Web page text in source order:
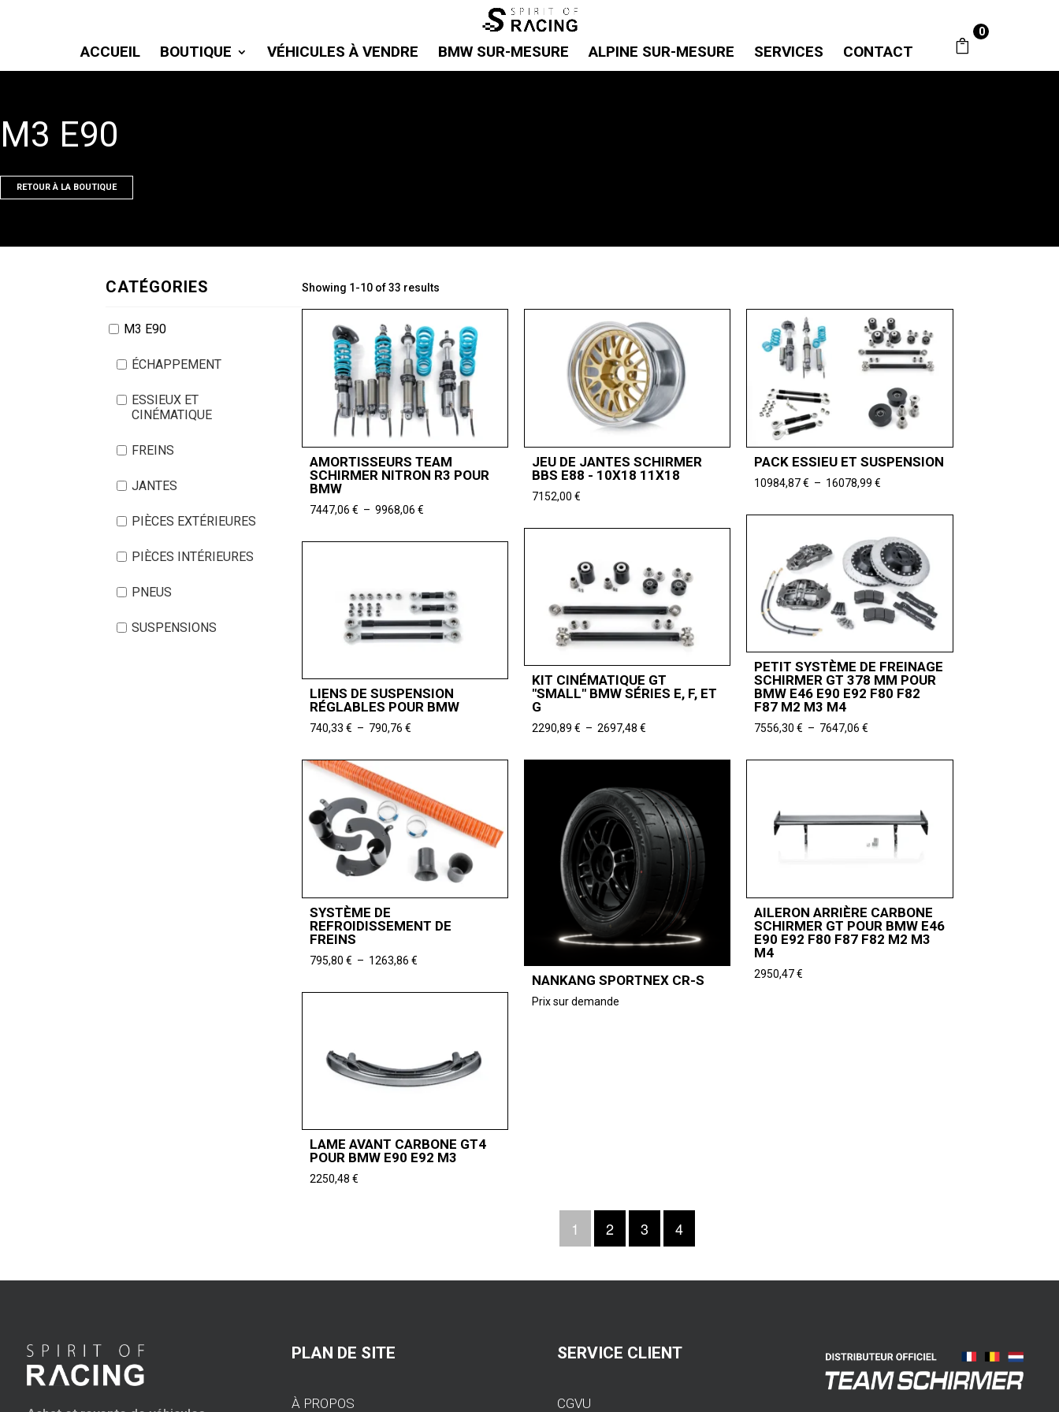
ACCUEIL BOUTIQUE VÉHICULES À VENDRE BMW SUR-MESURE ALPINE SUR-MESURE SERVICES CONTACT
0
M3 E90
RETOUR À LA BOUTIQUE
CATÉGORIES
M3 E90
ÉCHAPPEMENT
ESSIEUX ET
CINÉMATIQUE
FREINS
JANTES
PIÈCES EXTÉRIEURES
PIÈCES INTÉRIEURES
PNEUS
SUSPENSIONS
Showing 1-10 of 33 results
AMORTISSEURS TEAM
SCHIRMER NITRON R3 POUR
BMW
7447,06 € – 9968,06 €Plage
prix :
9968,06 €
JEU DE JANTES SCHIRMER
BBS E88 - 10X18 11X18
7152,00 €
PACK ESSIEU ET SUSPENSION
10984,87€ – 16078,99€
prix :
à
16078,99 €
PETIT SYSTÈME DE FREINAGE
SCHIRMER GT 378 MM POUR
BMW E46 E90 E92 F80 F82
F87 M2 M3 M4
7556,30€ – 7647,06€
prix :
KIT CINÉMATIQUE GT
"SMALL" BMW SÉRIES E, F, ET
G
2290,89 € – 2697,48 €Plage
prix :
à
2697,48 €
LIENS DE SUSPENSION
RÉGLABLES POUR BMW
740,33 € – 790,76 €Plage
prix :
à
790,76 €
SYSTÈME DE
REFROIDISSEMENT DE
FREINS
795,80 € – 1263,86 €Plage
prix :
NANKANG SPORTNEX CR-S
Prix sur demande
AILERON ARRIÈRE CARBONE
SCHIRMER GT POUR BMW E46
E90 E92 F80 F87 F82 M2 M3
M4
2950,47€
LAME AVANT CARBONE GT4
POUR BMW E90 E92 M3
2250,48 €
1 2 3 4
PLAN DE SITE
À PROPOS
SERVICE CLIENT
CGVU